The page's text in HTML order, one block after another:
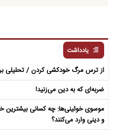
یادداشت
از ترس مرگ خودکشی کردن / تحلیلی بر آنچه
ضربه‌ای که به دین می‌زنید!
موسوی خوئینی‌ها: چه کسانی بیشترین
و دینی وارد می‌کنند؟